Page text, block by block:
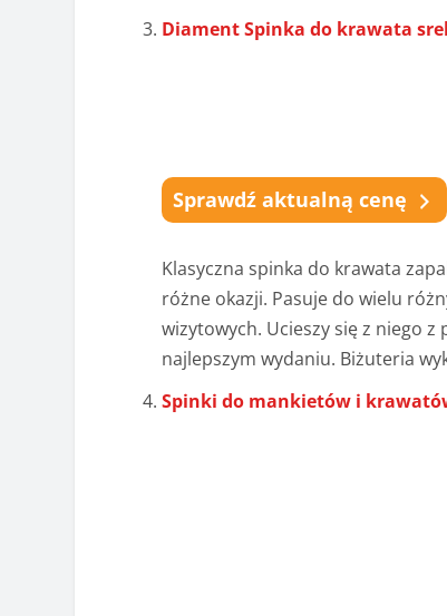
Diament Spinka do krawata
Sprawdź aktualną cenę
Klasyczna spinka do krawata
różne okazji. Pasuje do wielu
wizytowych. Ucieszy się z niego
najlepszym wydaniu. Biżuteria
Spinki do mankietów i